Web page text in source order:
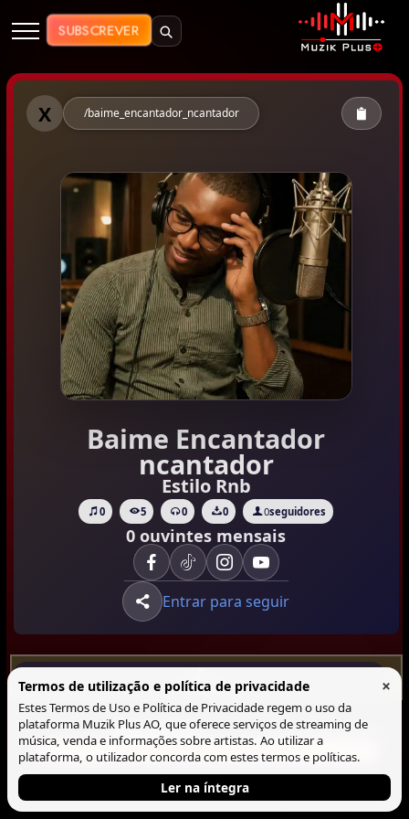
Muzik Plus AO - Streaming de
SUBSCREVER
Muzik Plus AO - Baime
X /baime_encantador_ncantador
Baime Encantador
ncantador
Estilo Rnb
0 5 0 0 0seguidores
0 ouvintes mensais
Entrar para seguir
Músicas (0)
Musicas Lista
Blocos
Não há Musica neste perfil.
Termos de utilização e política de privacidade ×
Estes Termos de Uso e Política de Privacidade regem o uso da
plataforma Muzik Plus AO, que oferece serviços de streaming de
música, venda e informações sobre artistas. Ao utilizar a
plataforma, o utilizador concorda com estes termos e políticas.
Ler na íntegra